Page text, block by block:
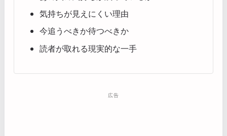
気持ちが見えにくい理由
今追うべきか待つべきか
読者が取れる現実的な一手
広告